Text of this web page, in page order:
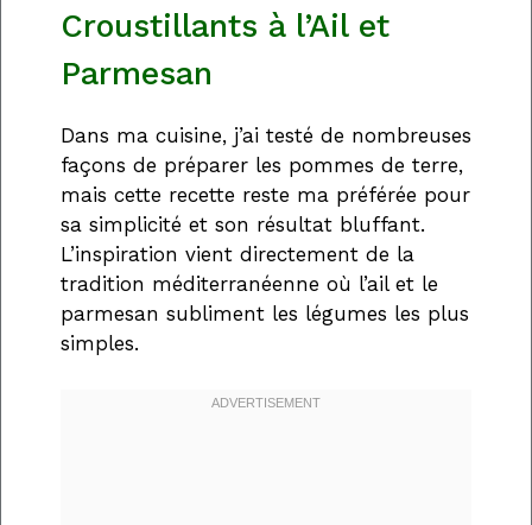
Croustillants à l’Ail et
Parmesan
Dans ma cuisine, j’ai testé de nombreuses
façons de préparer les pommes de terre,
mais cette recette reste ma préférée pour
sa simplicité et son résultat bluffant.
L’inspiration vient directement de la
tradition méditerranéenne où l’ail et le
parmesan subliment les légumes les plus
simples.